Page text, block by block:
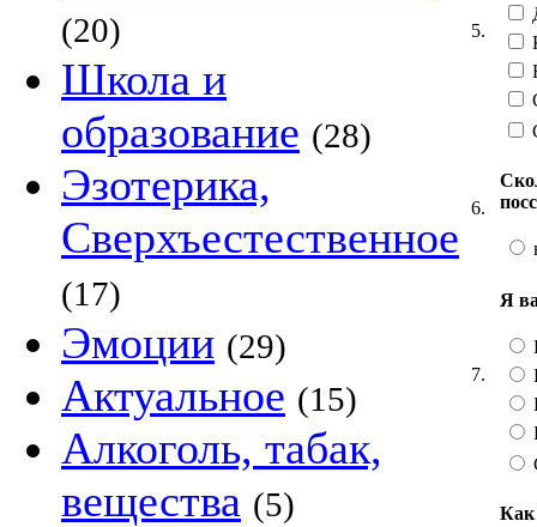
(20)
Школа и
образование (28)
Эзотерика,
Сверхъестественное
(17)
Эмоции (29)
Актуальное (15)
Алкоголь, табак,
вещества (5)
5.
6.
7.
Я
Как